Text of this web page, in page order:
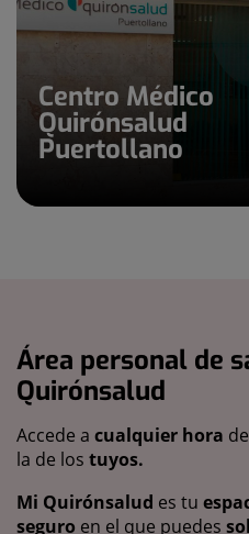
Centro Médico
Quirónsalud
Puertollano
Área personal de
Quirónsalud
Accede a cualquier hora
la de los tuyos.
Mi Quirónsalud es tu
seguro en el que puedes